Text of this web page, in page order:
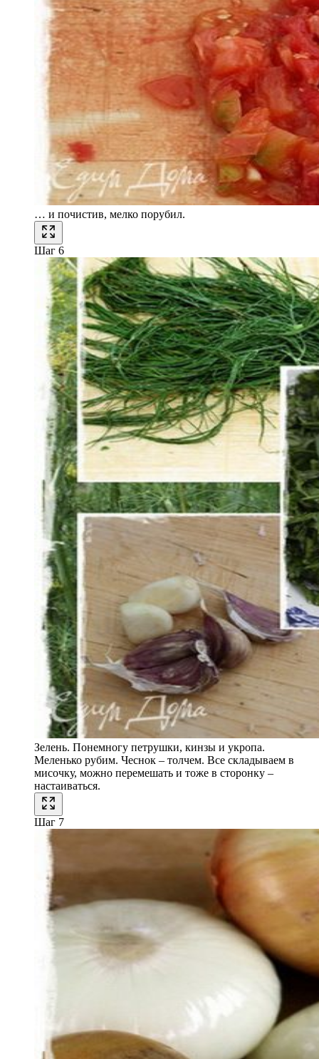
… и почистив, мелко порубил.
Шаг 6
Зелень. Понемногу петрушки, кинзы и укропа.
Меленько рубим. Чеснок – толчем. Все складываем в
мисочку, можно перемешать и тоже в сторонку –
настаиваться.
Шаг 7